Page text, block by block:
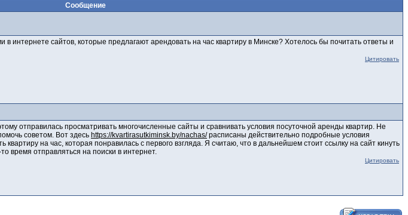
Сообщение
в интернете сайтов, которые предлагают арендовать на час квартиру в Минске? Хотелось бы почитать ответы и
Цитировать
отправилась просматривать многочисленные сайты и сравнивать условия посуточной аренды квартир. Не
советом. Вот здесь https://kvartirasutkiminsk.by/nachas/расписаны действительно подробные условия
на час, которая понравилась с первого взгляда. Я считаю, что в дальнейшем стоит ссылку на сайт кинуть
время отправляться на поиски в интернет.
Цитировать